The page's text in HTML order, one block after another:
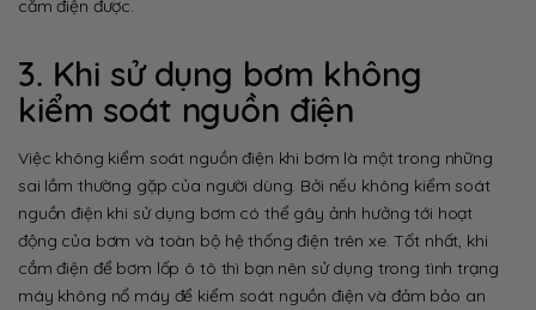
cắm điện được.
3. Khi sử dụng bơm không
kiểm soát nguồn điện
Việc không kiểm soát nguồn điện khi bơm là một trong những
sai lầm thường gặp của người dùng. Bởi nếu không kiểm soát
nguồn điện khi sử dụng bơm có thể gây ảnh hưởng tới hoạt
động của bơm và toàn bộ hệ thống điện trên xe. Tốt nhất, khi
cắm điện để bơm lốp ô tô thì bạn nên sử dụng trong tình trạng
máy không nổ máy để kiểm soát nguồn điện và đảm bảo an